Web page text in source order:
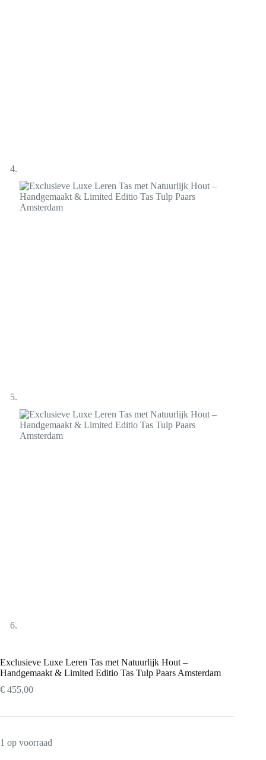
Exclusieve Luxe Leren Tas met Natuurlijk Hout –
Handgemaakt & Limited Editio Tas Tulp Paars Amsterdam
€ 455,00
1 op voorraad